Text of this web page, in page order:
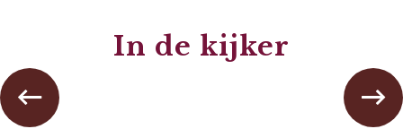
In de kijker